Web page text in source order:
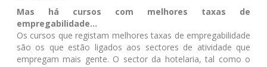
Mas há cursos com melhores taxas de
empregabilidade...
Os cursos que registam melhores taxas de empregabilidade
são os que estão ligados aos sectores de atividade que
empregam mais gente. O sector da hotelaria, tal como o